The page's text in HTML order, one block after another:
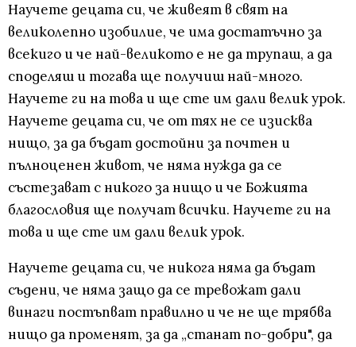
Научете децата си, че живеят в свят на
великолепно изобилие, че има достатъчно за
всекиго и че най-великото е не да трупаш, а да
споделяш и тогава ще получиш най-много.
Научете ги на това и ще сте им дали велик урок.
Научете децата си, че от тях не се изисква
нищо, за да бъдат достойни за почтен и
пълноценен живот, че няма нужда да се
състезават с никого за нищо и че Божията
благословия ще получат всички. Научете ги на
това и ще сте им дали велик урок.
Научете децата си, че никога няма да бъдат
съдени, че няма защо да се тревожат дали
винаги постъпват правилно и че не ще трябва
нищо да променят, за да „станат по-добри", да